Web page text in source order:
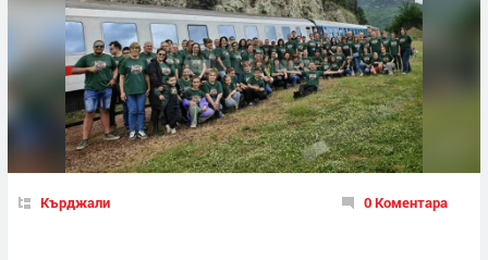
Кърджали 0 Коментара